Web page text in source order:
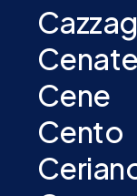
Cene
Cento